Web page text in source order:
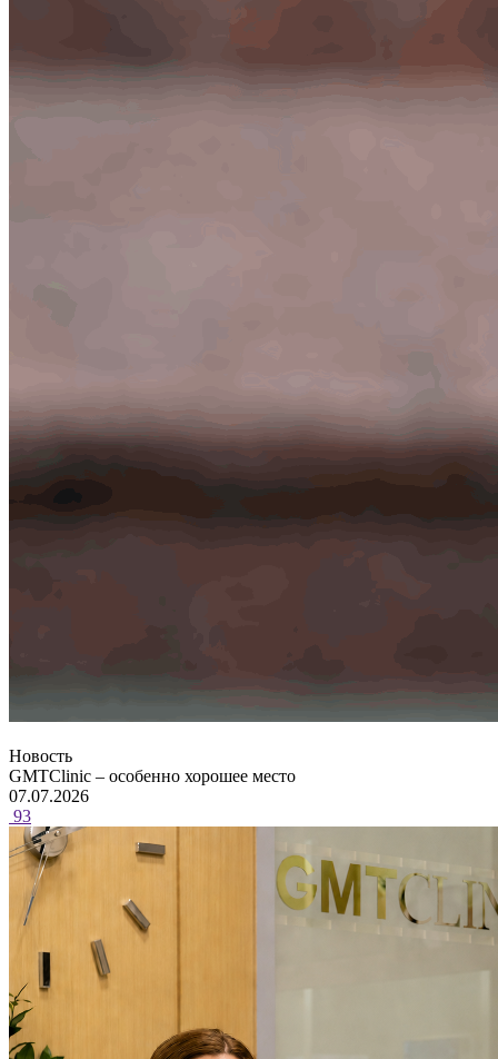
Новость
GMTClinic – особенно хорошее место
07.07.2026
93